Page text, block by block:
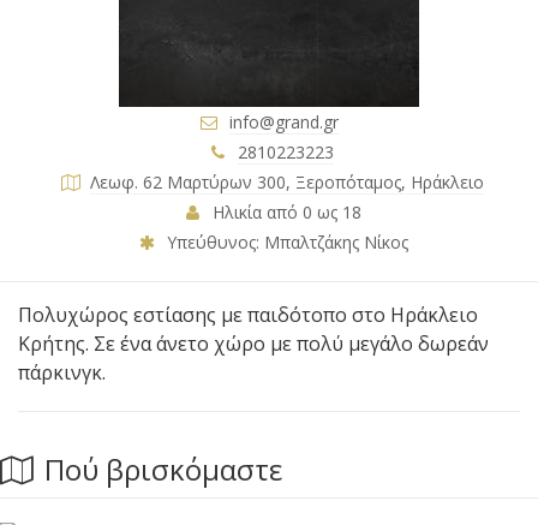
info@grand.gr
2810223223
Λεωφ. 62 Μαρτύρων 300, Ξεροπόταμος, Ηράκλειο
Ηλικία από 0 ως 18
Υπεύθυνος: Μπαλτζάκης Νίκος
Πολυχώρος εστίασης με παιδότοπο στο Ηράκλειο
Κρήτης. Σε ένα άνετο χώρο με πολύ μεγάλο δωρεάν
πάρκινγκ.
Πού βρισκόμαστε